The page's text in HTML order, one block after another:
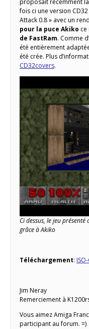
proposait récemment
fois ci une version
Attack 0.8 » avec un
pour la puce Akiko ce
de FastRam. Comme
été entièrement
été crée. Plus
CD32covers.
Ci dessus, le jeu
grâce à Akiko
Téléchargement:
Jim Neray
Remerciement à
Vous aimez Amiga
participant au forum. =)